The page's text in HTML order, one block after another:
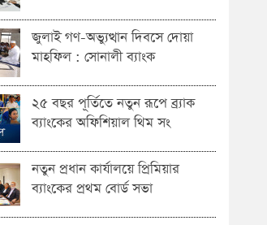
জুলাই গণ-অভ্যুত্থান দিবসে দোয়া
মাহফিল : সোনালী ব্যাংক
২৫ বছর পূর্তিতে নতুন রূপে ব্র্যাক
ব্যাংকের অফিশিয়াল থিম সং
নতুন প্রধান কার্যালয়ে প্রিমিয়ার
ব্যাংকের প্রথম বোর্ড সভা